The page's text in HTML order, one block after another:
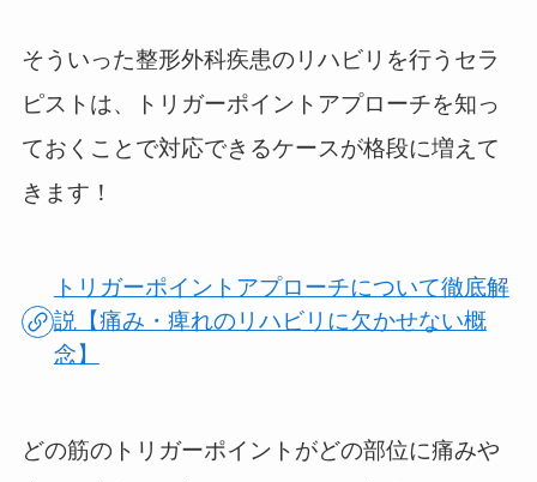
そういった整形外科疾患のリハビリを行うセラ
ピストは、トリガーポイントアプローチを知っ
ておくことで対応できるケースが格段に増えて
きます！
トリガーポイントアプローチについて徹底解
説【痛み・痺れのリハビリに欠かせない概
念】
どの筋のトリガーポイントがどの部位に痛みや